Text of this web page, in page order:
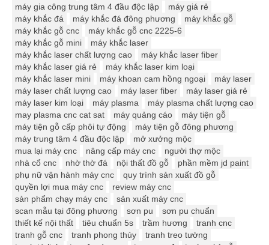
máy gia công trung tâm 4 đầu độc lập
máy giá rẻ
máy khắc đá
máy khắc đá đông phương
máy khắc gỗ
máy khắc gỗ cnc
máy khắc gỗ cnc 2225-6
máy khắc gỗ mini
máy khắc laser
máy khắc laser chất lượng cao
máy khắc laser fiber
máy khắc laser giá rẻ
máy khắc laser kim loại
máy khắc laser mini
máy khoan cam hồng ngoại
máy laser
máy laser chất lượng cao
máy laser fiber
máy laser giá rẻ
máy laser kim loại
máy plasma
máy plasma chất lượng cao
may plasma cnc cat sat
máy quảng cáo
máy tiện gỗ
máy tiện gỗ cấp phôi tự động
máy tiện gỗ đông phương
máy trung tâm 4 đầu độc lập
mở xưởng mộc
mua lại máy cnc
nâng cấp máy cnc
người thợ mộc
nhà cổ cnc
nhờ thờ đá nội thất đồ gỗ
phần mềm jd paint
phụ nữ vận hành máy cnc
quy trình sản xuất đồ gỗ
quyền lợi mua máy cnc
review máy cnc
sản phẩm chạy máy cnc
sản xuất máy cnc
scan mẫu tại đông phương
sơn pu
sơn pu chuẩn
thiết kế nội thất
tiêu chuẩn 5s trầm hương
tranh cnc
tranh gỗ cnc
tranh phong thủy
tranh treo tường